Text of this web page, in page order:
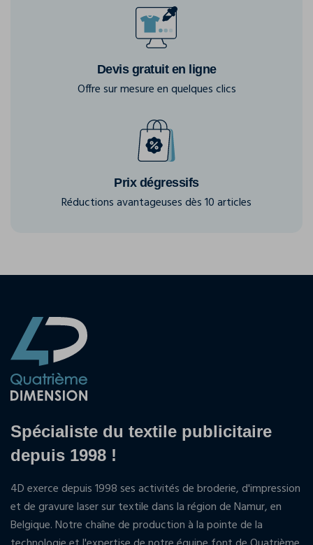
Devis gratuit en ligne
Offre sur mesure en quelques clics
Prix dégressifs
Réductions avantageuses dès 10 articles
Spécialiste du textile publicitaire
depuis 1998 !
4D exerce depuis 1998 ses activités de broderie, d'impression
et de gravure laser sur textile dans la région de Namur, en
Belgique. Notre chaîne de production à la pointe de la